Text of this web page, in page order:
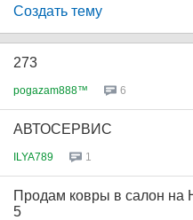
Создать тему
273
pogazam888™ 6
АВТОСЕРВИС
ILYA789 1
Продам ковры в салон на
5